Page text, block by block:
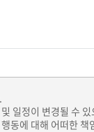
일정이 변경될 수
동에 대해 어떠한 책